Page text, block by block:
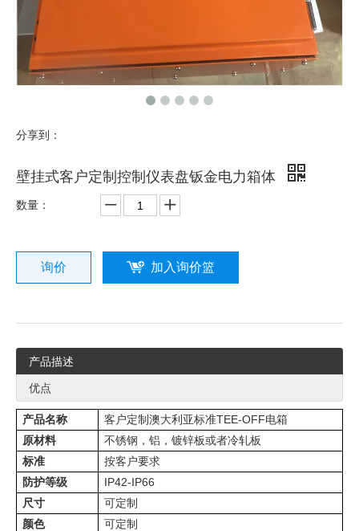
分享到：
壁挂式客户定制控制仪表盘钣金电力箱体
数量：
询价 加入询价篮
产品描述
优点
产品名称
客户定制澳大利亚标准TEE-OFF电箱
原材料
不锈钢，铝，镀锌板或者冷轧板
标准
按客户要求
防护等级
IP42-IP66
尺寸
可定制
颜色
可定制